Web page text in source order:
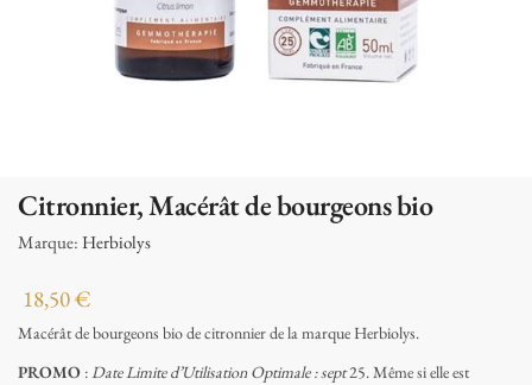
Citronnier, Macérât de bourgeons bio
Marque: Herbiolys
18,50€
Macérât de bourgeons bio de citronnier de la marque Herbiolys.
PROMO :Date Limite d’Utilisation Optimale : sept25. Même si elle est